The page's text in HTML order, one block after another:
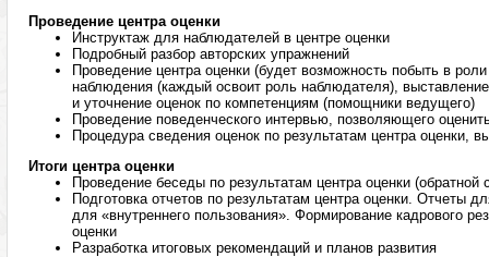
Проведение центра оценки
Инструктаж для наблюдателей в центре оценки
Подробный разбор авторских упражнений
Проведение центра оценки (будет возможность побыть в
наблюдения (каждый освоит роль наблюдателя),
и уточнение оценок по компетенциям (помощники ведущего)
Проведение поведенческого интервью, позволяющего
Процедура сведения оценок по результатам центра оценки,
Итоги центра оценки
Проведение беседы по результатам центра оценки (обратной
Подготовка отчетов по результатам центра оценки. Отчеты
для «внутреннего пользования». Формирование кадрового
оценки
Разработка итоговых рекомендаций и планов развития